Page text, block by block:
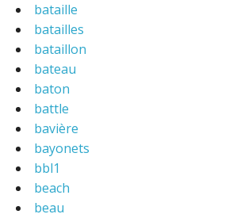
bataille
batailles
bataillon
bateau
baton
battle
bavière
bayonets
bbl1
beach
beau